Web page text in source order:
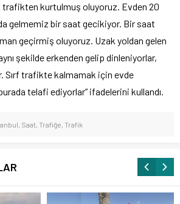
trafikten kurtulmuş oluyoruz. Evden 20
gelmemiz bir saat gecikiyor. Bir saat
geçirmiş oluyoruz. Uzak yoldan gelen
şekilde erkenden gelip dinleniyorlar,
Sırf trafikte kalmamak için evde
telafi ediyorlar” ifadelerini kullandı.
, Saat, Trafiğe, Trafik